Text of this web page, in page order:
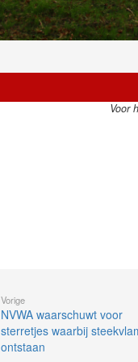
Voor
Vorige
NVWA waarschuwt voor
sterretjes waarbij
ontstaan